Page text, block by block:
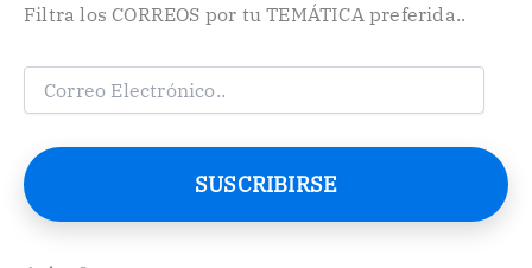
Filtra los CORREOS por tu TEMÁTICA preferida..
C
e
o
SUSCRIBIRSE